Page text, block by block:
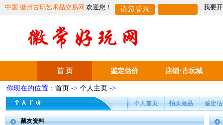
中国·徽州古玩艺术品交易网 欢迎您！ 我要
首 页 鉴定估价 店铺·古玩城
你现在的位置： 首页 -> 个人主页 ->
个人首页 拍卖藏品 鉴定
藏友资料